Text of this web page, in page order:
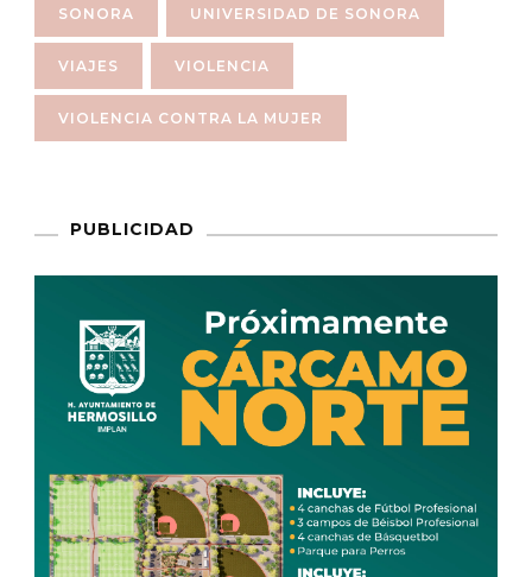
SONORA UNIVERSIDAD DE SONORA
VIAJES VIOLENCIA
VIOLENCIA CONTRA LA MUJER
PUBLICIDAD